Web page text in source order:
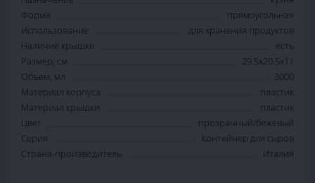
Форма
прямоугольная
Использование
для хранения продуктов
Наличие крышки
есть
Размер, см
29.5х20.5х11
Объем, мл
3000
Материал корпуса
пластик
Материал крышки
пластик
Цвет
прозрачный/бежевый
Серия
Контейнер для сыров
Страна-производитель
Италия